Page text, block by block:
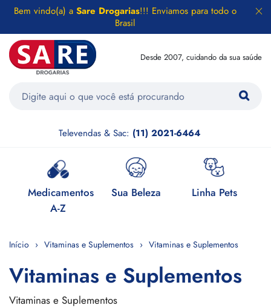
Bem vindo(a) a Sare Drogarias!!! Enviamos para todo o
Brasil
Desde 2007, cuidando da sua saúde
Televendas & Sac: (11) 2021-6464
Medicamentos
A-Z
Sua Beleza Linha Pets
Início Vitaminas e Suplementos Vitaminas e Suplementos
Vitaminas e Suplementos
Vitaminas e Suplementos